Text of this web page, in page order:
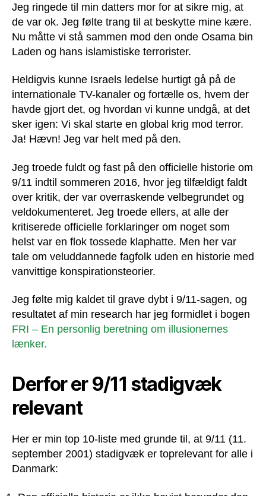
Jeg ringede til min datters mor for at sikre mig, at
de var ok. Jeg følte trang til at beskytte mine kære.
Nu måtte vi stå sammen mod den onde Osama bin
Laden og hans islamistiske terrorister.
Heldigvis kunne Israels ledelse hurtigt gå på de
internationale TV-kanaler og fortælle os, hvem der
havde gjort det, og hvordan vi kunne undgå, at det
sker igen: Vi skal starte en global krig mod terror.
Ja! Hævn! Jeg var helt med på den.
Jeg troede fuldt og fast på den officielle historie om
9/11 indtil sommeren 2016, hvor jeg tilfældigt faldt
over kritik, der var overraskende velbegrundet og
veldokumenteret. Jeg troede ellers, at alle der
kritiserede officielle forklaringer om noget som
helst var en flok tossede klaphatte. Men her var
tale om veluddannede fagfolk uden en historie med
vanvittige konspirationsteorier.
Jeg følte mig kaldet til grave dybt i 9/11-sagen, og
resultatet af min research har jeg formidlet i bogen
FRI – En personlig beretning om illusionernes
lænker.
Derfor er 9/11 stadigvæk
relevant
Her er min top 10-liste med grunde til, at 9/11 (11.
september 2001) stadigvæk er toprelevant for alle i
Danmark: